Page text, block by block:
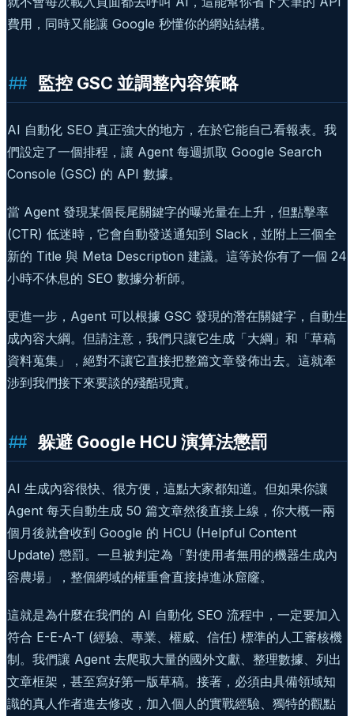
費用，同時又能讓 Google 秒懂你的網站結構。
監控 GSC 並調整內容策略
AI 自動化 SEO 真正強大的地方，在於它能自己看報表。我
們設定了一個排程，讓 Agent 每週抓取 Google Search
Console (GSC) 的 API 數據。
當 Agent 發現某個長尾關鍵字的曝光量在上升，但點擊率
(CTR) 低迷時，它會自動發送通知到 Slack，並附上三個全
新的 Title 與 Meta Description 建議。這等於你有了一個 24
小時不休息的 SEO 數據分析師。
更進一步，Agent 可以根據 GSC 發現的潛在關鍵字，自動生
成內容大綱。但請注意，我們只讓它生成「大綱」和「草稿
資料蒐集」，絕對不讓它直接把整篇文章發佈出去。這就牽
涉到我們接下來要談的殘酷現實。
躲避 Google HCU 演算法懲罰
AI 生成內容很快、很方便，這點大家都知道。但如果你讓
Agent 每天自動生成 50 篇文章然後直接上線，你大概一兩
個月後就會收到 Google 的 HCU (Helpful Content
Update) 懲罰。一旦被判定為「對使用者無用的機器生成內
容農場」，整個網域的權重會直接掉進冰窟窿。
這就是為什麼在我們的 AI 自動化 SEO 流程中，一定要加入
符合 E-E-A-T (經驗、專業、權威、信任) 標準的人工審核機
制。我們讓 Agent 去爬取大量的國外文獻、整理數據、列出
文章框架，甚至寫好第一版草稿。接著，必須由具備領域知
識的真人作者進去修改，加入個人的實戰經驗、獨特的觀點